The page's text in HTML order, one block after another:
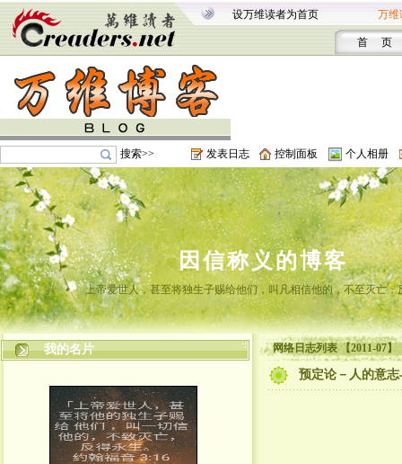
设万维读者为首页 万维
首 页
搜索>> 发表日志 控制面板 个人相册
因信称义的博客
上帝爱世人，甚至将独生子赐给他们，叫凡相信他的，不至灭亡，
我的名片 网络日志列表 【2011-07】
预定论－人的意